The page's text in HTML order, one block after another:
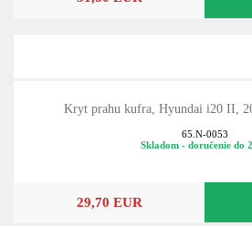
Kryt prahu kufra, Hyundai i20 II,
65.N-0053
Skladom - doručenie do
29,70 EUR